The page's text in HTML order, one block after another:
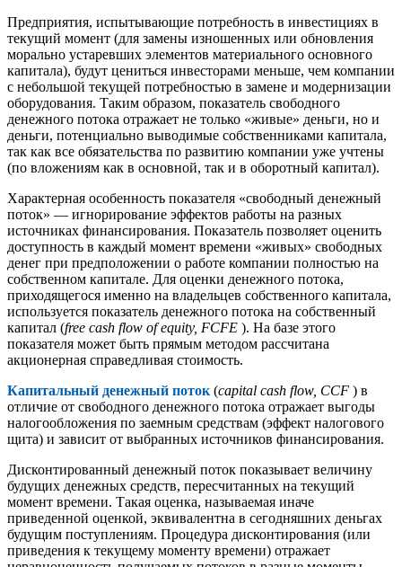
Предприятия, испытывающие потребность в инвестициях в
текущий момент (для замены изношенных или обновления
морально устаревших элементов материального основного
капитала), будут цениться инвесторами меньше, чем компании
с небольшой текущей потребностью в замене и модернизации
оборудования. Таким образом, показатель свободного
денежного потока отражает не только «живые» деньги, но и
деньги, потенциально выводимые собственниками капитала,
так как все обязательства по развитию компании уже учтены
(по вложениям как в основной, так и в оборотный капитал).
Характерная особенность показателя «свободный денежный
поток» — игнорирование эффектов работы на разных
источниках финансирования. Показатель позволяет оценить
доступность в каждый момент времени «живых» свободных
денег при предположении о работе компании полностью на
собственном капитале. Для оценки денежного потока,
приходящегося именно на владельцев собственного капитала,
используется показатель денежного потока на собственный
капитал (free cash flow of equity, FCFE ). На базе этого
показателя может быть прямым методом рассчитана
акционерная справедливая стоимость.
Капитальный денежный поток (capital сash flow, CCF ) в
отличие от свободного денежного потока отражает выгоды
налогообложения по заемным средствам (эффект налогового
щита) и зависит от выбранных источников финансирования.
Дисконтированный денежный поток показывает величину
будущих денежных средств, пересчитанных на текущий
момент времени. Такая оценка, называемая иначе
приведенной оценкой, эквивалентна в сегодняшних деньгах
будущим поступлениям. Процедура дисконтирования (или
приведения к текущему моменту времени) отражает